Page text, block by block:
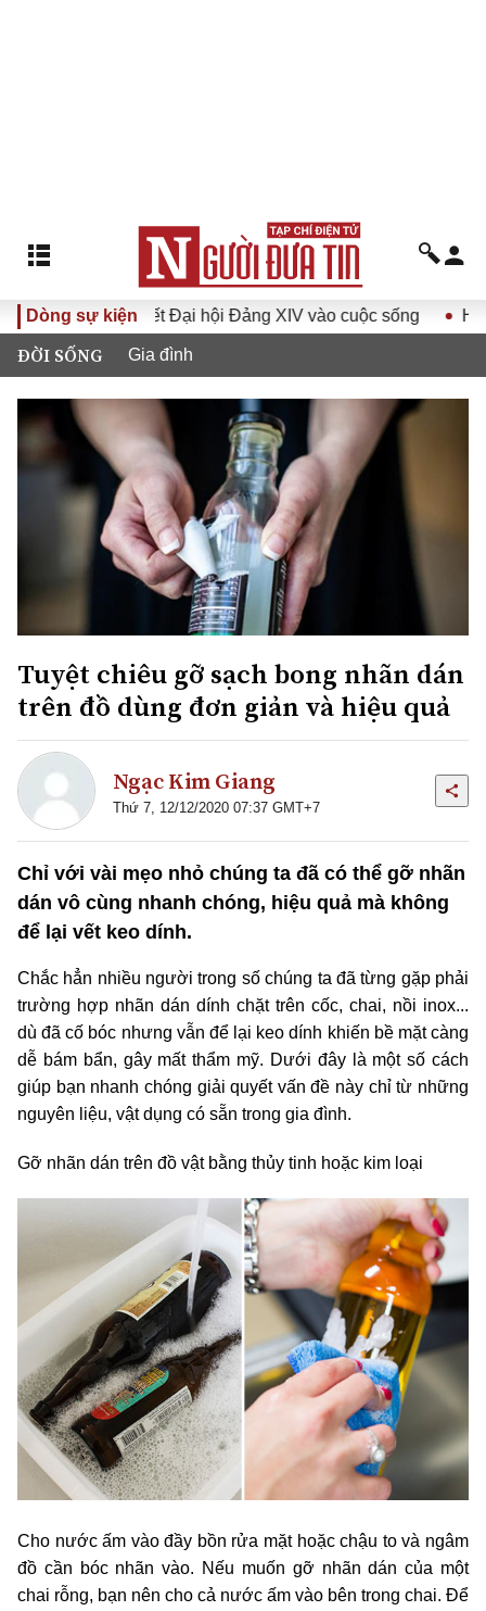
Dòng sự kiện
Nghị quyết Đại hội Đảng XIV vào cuộc sống Hướng tới
ĐỜI SỐNG Gia đình
Tuyệt chiêu gỡ sạch bong nhãn dán
trên đồ dùng đơn giản và hiệu quả
Ngạc Kim Giang
Thứ 7, 12/12/2020 07:37 GMT+7
Chỉ với vài mẹo nhỏ chúng ta đã có thể gỡ nhãn
dán vô cùng nhanh chóng, hiệu quả mà không
để lại vết keo dính.
Chắc hẳn nhiều người trong số chúng ta đã từng gặp phải
trường hợp nhãn dán dính chặt trên cốc, chai, nồi inox...
dù đã cố bóc nhưng vẫn để lại keo dính khiến bề mặt càng
dễ bám bẩn, gây mất thẩm mỹ. Dưới đây là một số cách
giúp bạn nhanh chóng giải quyết vấn đề này chỉ từ những
nguyên liệu, vật dụng có sẵn trong gia đình.
Gỡ nhãn dán trên đồ vật bằng thủy tinh hoặc kim loại
Cho nước ấm vào đầy bồn rửa mặt hoặc chậu to và ngâm
đồ cần bóc nhãn vào. Nếu muốn gỡ nhãn dán của một
chai rỗng, bạn nên cho cả nước ấm vào bên trong chai. Để